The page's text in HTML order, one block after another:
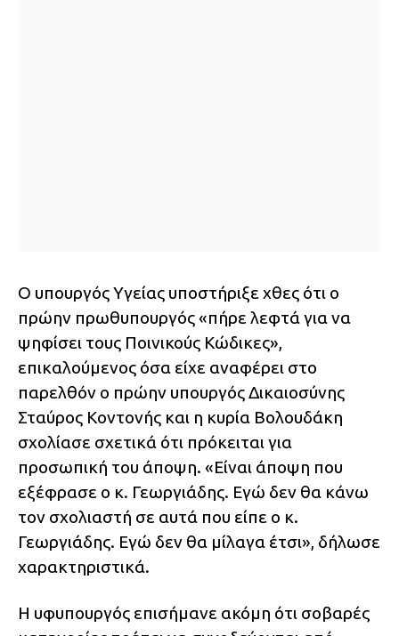
Ο υπουργός Υγείας υποστήριξε χθες ότι ο
πρώην πρωθυπουργός «πήρε λεφτά για να
ψηφίσει τους Ποινικούς Κώδικες»,
επικαλούμενος όσα είχε αναφέρει στο
παρελθόν ο πρώην υπουργός Δικαιοσύνης
Σταύρος Κοντονής και η κυρία Βολουδάκη
σχολίασε σχετικά ότι πρόκειται για
προσωπική του άποψη. «Είναι άποψη που
εξέφρασε ο κ. Γεωργιάδης. Εγώ δεν θα κάνω
τον σχολιαστή σε αυτά που είπε ο κ.
Γεωργιάδης. Εγώ δεν θα μίλαγα έτσι», δήλωσε
χαρακτηριστικά.
Η υφυπουργός επισήμανε ακόμη ότι σοβαρές